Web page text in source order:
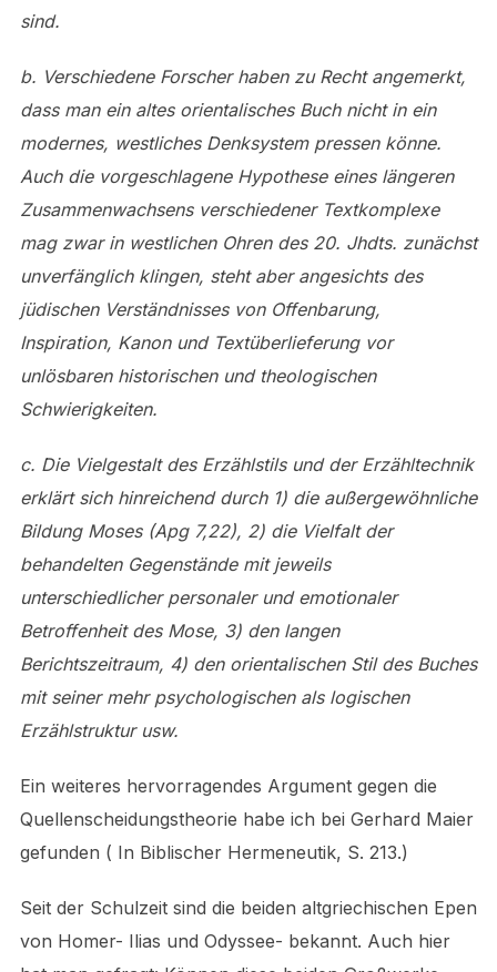
sind.
b. Verschiedene Forscher haben zu Recht angemerkt,
dass man ein altes orientalisches Buch nicht in ein
modernes, westliches Denksystem pressen könne.
Auch die vorgeschlagene Hypothese eines längeren
Zusammenwachsens verschiedener Textkomplexe
mag zwar in westlichen Ohren des 20. Jhdts. zunächst
unverfänglich klingen, steht aber angesichts des
jüdischen Verständnisses von Offenbarung,
Inspiration, Kanon und Textüberlieferung vor
unlösbaren historischen und theologischen
Schwierigkeiten.
c. Die Vielgestalt des Erzählstils und der Erzähltechnik
erklärt sich hinreichend durch 1) die außergewöhnliche
Bildung Moses (Apg 7,22), 2) die Vielfalt der
behandelten Gegenstände mit jeweils
unterschiedlicher personaler und emotionaler
Betroffenheit des Mose, 3) den langen
Berichtszeitraum, 4) den orientalischen Stil des Buches
mit seiner mehr psychologischen als logischen
Erzählstruktur usw.
Ein weiteres hervorragendes Argument gegen die
Quellenscheidungstheorie habe ich bei Gerhard Maier
gefunden ( In Biblischer Hermeneutik, S. 213.)
Seit der Schulzeit sind die beiden altgriechischen Epen
von Homer- Ilias und Odyssee- bekannt. Auch hier